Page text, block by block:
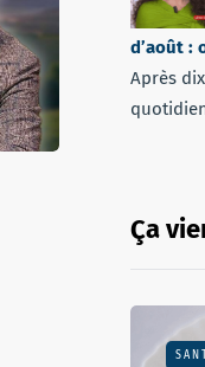
d’août :
Après
Ça